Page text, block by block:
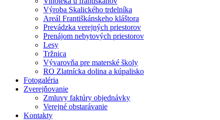
Výroba Skalického trdelníka
Areál Františkánskeho kláštora
Prevádzka verejných priestorov
Prenájom nebytových priestorov
Lesy
Tržnica
Vývarovňa pre materské školy
RO Zlatnícka dolina a kúpalisko
Fotogaléria
Zverejňovanie
Zmluvy faktúry objednávky
Verejné obstarávanie
Kontakty